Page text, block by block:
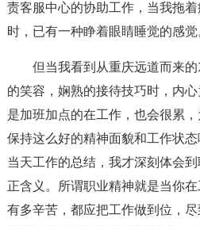
责客服中心的协助工作，当我拖
时，已有一种睁着眼睛睡觉的感觉
但当我看到从重庆远道而来
的笑容，娴熟的接待技巧时，内
是加班加点的在工作，也会很累
保持这么好的精神面貌和工作状
当天工作的总结，我才深刻体会
正含义。所谓职业精神就是当你
有多辛苦，都应把工作做到位，